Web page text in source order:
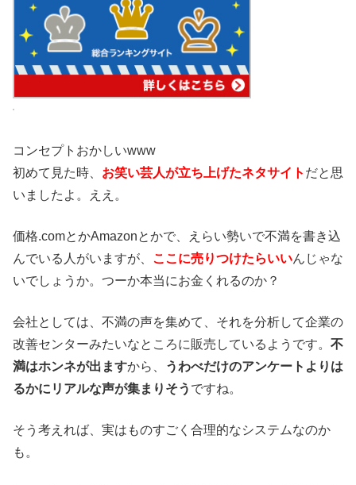
コンセプトおかしいwww
初めて見た時、 お笑い芸人が立ち上げたネタサイト だと思
いましたよ。ええ。
価格.comとかAmazonとかで、えらい勢いで不満を書き込
んでいる人がいますが、 ここに売りつけたらいいんじゃな
いでしょうか。つーか本当にお金くれるのか？
会社としては、不満の声を集めて、それを分析して企業の
改善センターみたいなところに販売しているようです。 不
満はホンネが出ますから、
うわべだけのアンケートよりは
るかにリアルな声が集まりそう ですね。
そう考えれば、実はものすごく合理的なシステムなのか
も。